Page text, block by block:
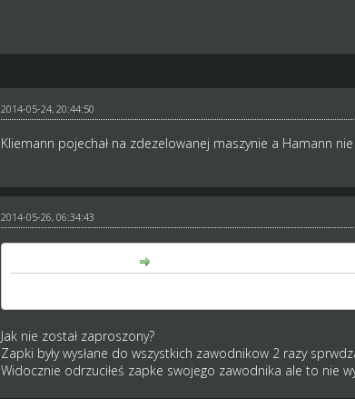
2014-05-24, 20:44:50
Kliemann pojechał na zdezelowanej maszynie a Hamann
2014-05-26, 06:34:43
Jak nie został zaproszony?
Zapki były wysłane do wszystkich zawodnikow 2 razy
Widocznie odrzuciłeś zapke swojego zawodnika ale to nie